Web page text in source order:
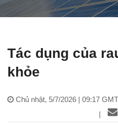
Tác dụng của
khỏe
Chủ nhật, 5/7/2026 | 09:17
|